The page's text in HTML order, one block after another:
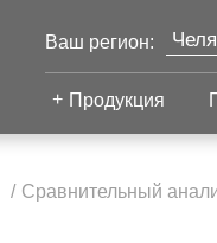
Ваш регион:
Продукция
Сравнительный